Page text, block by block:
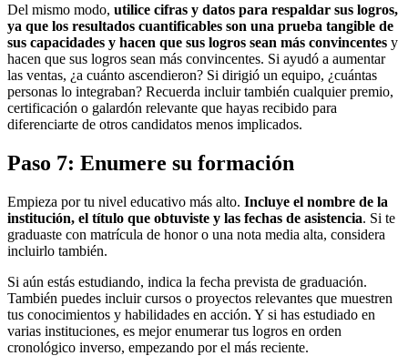
Del mismo modo, utilice cifras y datos para respaldar sus logros,
ya que los resultados cuantificables son una prueba tangible de
sus capacidades y hacen que sus logros sean más convincentes y
hacen que sus logros sean más convincentes. Si ayudó a aumentar
las ventas, ¿a cuánto ascendieron? Si dirigió un equipo, ¿cuántas
personas lo integraban? Recuerda incluir también cualquier premio,
certificación o galardón relevante que hayas recibido para
diferenciarte de otros candidatos menos implicados.
Paso 7: Enumere su formación
Empieza por tu nivel educativo más alto. Incluye el nombre de la
institución, el título que obtuviste y las fechas de asistencia. Si te
graduaste con matrícula de honor o una nota media alta, considera
incluirlo también.
Si aún estás estudiando, indica la fecha prevista de graduación.
También puedes incluir cursos o proyectos relevantes que muestren
tus conocimientos y habilidades en acción. Y si has estudiado en
varias instituciones, es mejor enumerar tus logros en orden
cronológico inverso, empezando por el más reciente.